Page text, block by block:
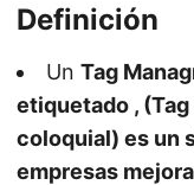
Definición
Un Tag
etiquetado ,
coloquial) es un
empresas